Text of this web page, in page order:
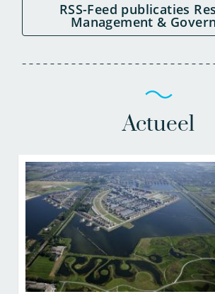
RSS-Feed publicaties Resilience
Management &
Actueel